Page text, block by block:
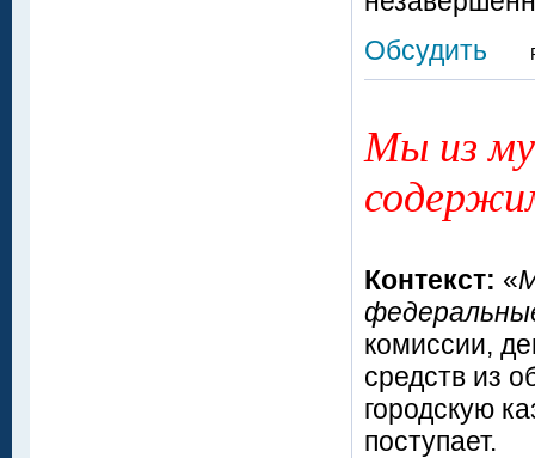
Обсудить
Мы из
Контекст: «
комиссии,
средств из
городскую
поступает.